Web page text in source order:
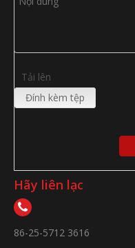
Tải lên
Đính kèm tệp
Hãy liên lạc
86-25-5712 3616